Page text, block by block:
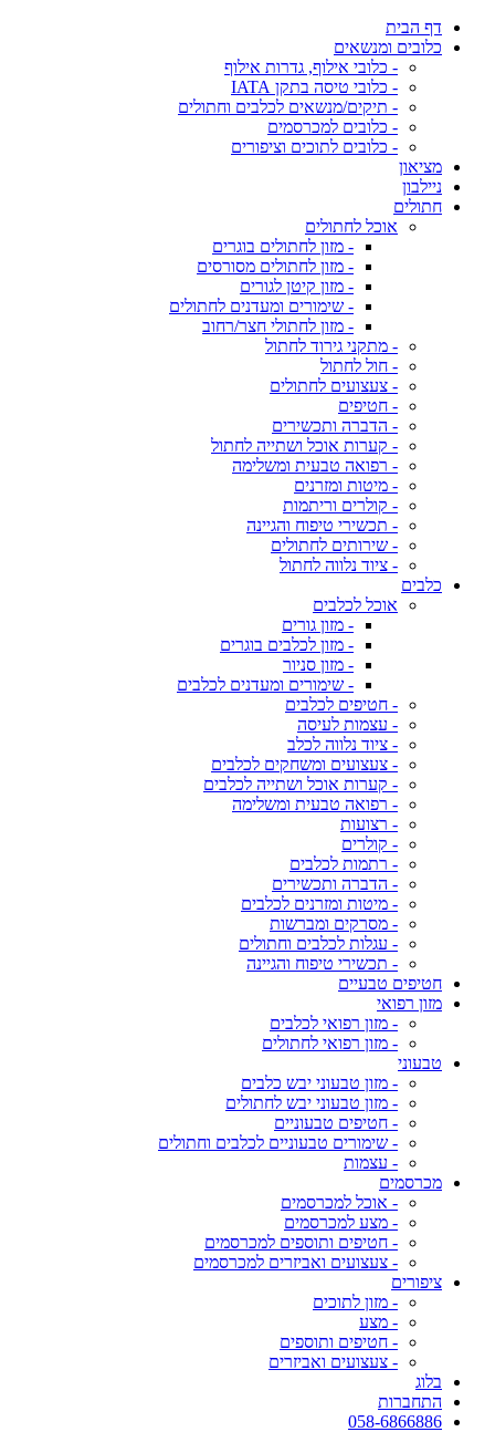
דף הבית
כלובים ומנשאים
- כלובי אילוף, גדרות אילוף
- כלובי טיסה בתקן IATA
- תיקים/מנשאים לכלבים וחתולים
- כלובים למכרסמים
- כלובים לתוכים וציפורים
מציאון
ניילבון
חתולים
אוכל לחתולים
- מזון לחתולים בוגרים
- מזון לחתולים מסורסים
- מזון קיטן לגורים
- שימורים ומעדנים לחתולים
- מזון לחתולי חצר/רחוב
- מתקני גירוד לחתול
- חול לחתול
- צעצועים לחתולים
- חטיפים
- הדברה ותכשירים
- קערות אוכל ושתייה לחתול
- רפואה טבעית ומשלימה
- מיטות ומזרנים
- קולרים וריתמות
- תכשירי טיפוח והגיינה
- שירותים לחתולים
- ציוד נלווה לחתול
כלבים
אוכל לכלבים
- מזון גורים
- מזון לכלבים בוגרים
- מזון סניור
- שימורים ומעדנים לכלבים
- חטיפים לכלבים
- עצמות לעיסה
- ציוד נלווה לכלב
- צעצועים ומשחקים לכלבים
- קערות אוכל ושתייה לכלבים
- רפואה טבעית ומשלימה
- רצועות
- קולרים
- רתמות לכלבים
- הדברה ותכשירים
- מיטות ומזרנים לכלבים
- מסרקים ומברשות
- עגלות לכלבים וחתולים
- תכשירי טיפוח והגיינה
חטיפים טבעיים
מזון רפואי
- מזון רפואי לכלבים
- מזון רפואי לחתולים
טבעוני
- מזון טבעוני יבש כלבים
- מזון טבעוני יבש לחתולים
- חטיפים טבעוניים
- שימורים טבעוניים לכלבים וחתולים
- עצמות
מכרסמים
- אוכל למכרסמים
- מצע למכרסמים
- חטיפים ותוספים למכרסמים
- צעצועים ואביזרים למכרסמים
ציפורים
- מזון לתוכים
- מצע
- חטיפים ותוספים
- צעצועים ואביזרים
בלוג
התחברות
058-6866886